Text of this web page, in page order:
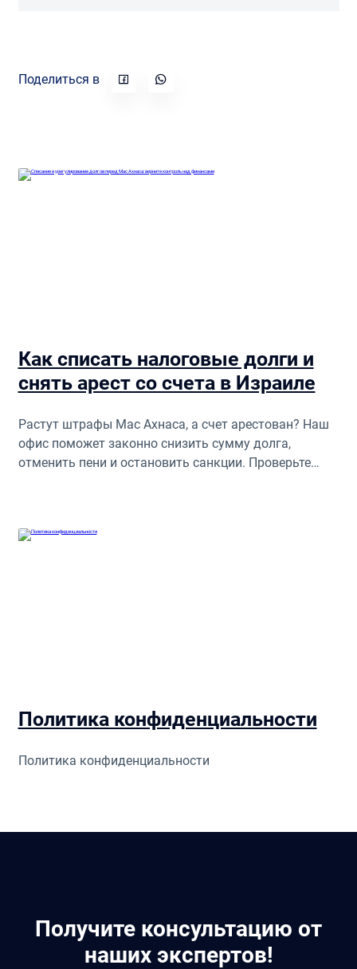
Поделиться в
Как списать налоговые долги и
снять арест со счета в Израиле
Растут штрафы Мас Ахнаса, а счет арестован? Наш
офис поможет законно снизить сумму долга,
отменить пени и остановить санкции. Проверьте
Политика конфиденциальности
Политика конфиденциальности
Получите консультацию от
наших экспертов!